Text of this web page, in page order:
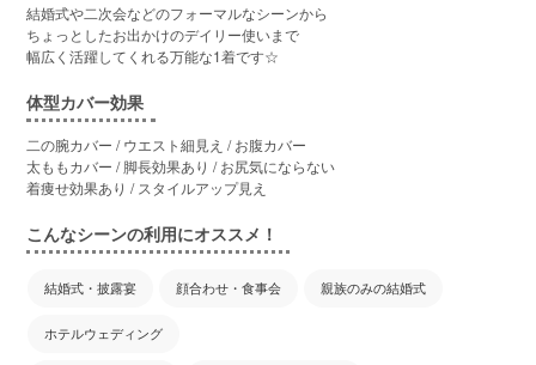
結婚式や二次会などのフォーマルなシーンから
ちょっとしたお出かけのデイリー使いまで
幅広く活躍してくれる万能な1着です☆
体型カバー効果
二の腕カバー / ウエスト細見え / お腹カバー
太ももカバー / 脚長効果あり / お尻気にならない
着痩せ効果あり / スタイルアップ見え
こんなシーンの利用にオススメ！
結婚式・披露宴 顔合わせ・食事会 親族のみの結婚式
ホテルウェディング